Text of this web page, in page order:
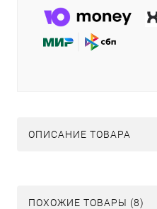
ОПИСАНИЕ ТОВАРА
ПОХОЖИЕ ТОВАРЫ (8)